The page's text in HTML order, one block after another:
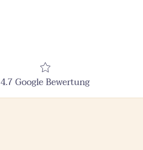
4.7 Google Bewertung